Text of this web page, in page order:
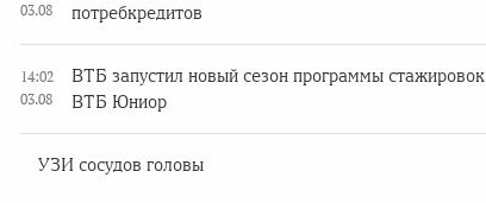
03.08
потребкредитов
14:02
03.08
ВТБ запустил новый сезон программы стажировок
ВТБ Юниор
УЗИ сосудов головы